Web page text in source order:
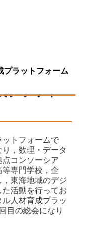
プラットフォーム
プラット
トフォームで
，数理・データ
コンソーシア
専門学校，企
東海地域のデジ
活動を行ってお
人材育成プラッ
目の総会になり